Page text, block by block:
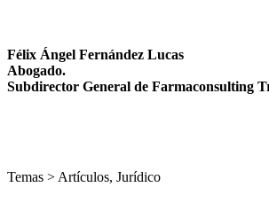
Félix Ángel Fernández Lucas
Abogado.
Subdirector General de Farmaconsulting
Temas > Artículos, Jurídico